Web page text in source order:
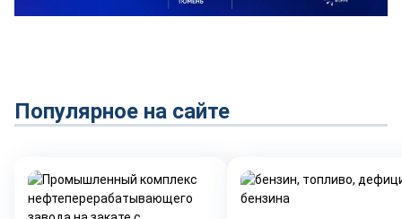
Популярное на сайте